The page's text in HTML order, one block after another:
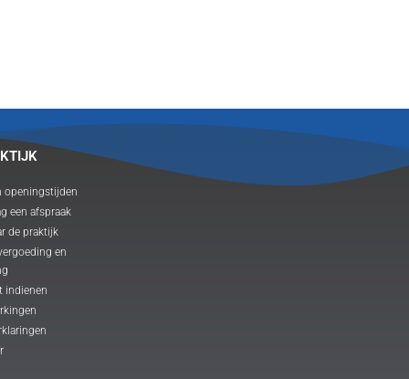
openingstijden
een afspraak
de praktijk
en
indienen